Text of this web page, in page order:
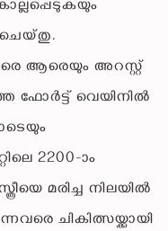
ചെയ്തു.
ആരെയും അറസ്റ്റ്
ഫോര്‍ട്ട് വെയിനില്‍
2200-ാം
മരിച്ച നിലയില്‍
ചികിത്സയ്ക്കായി